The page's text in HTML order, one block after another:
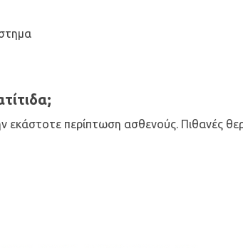
εκάστοτε περίπτωση ασθενούς. Πιθανές